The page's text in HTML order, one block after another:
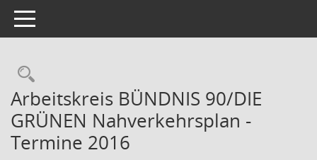
Toggle navigation
Rechercheauswahl
Arbeitskreis BÜNDNIS 90/DIE
GRÜNEN Nahverkehrsplan -
Termine 2016